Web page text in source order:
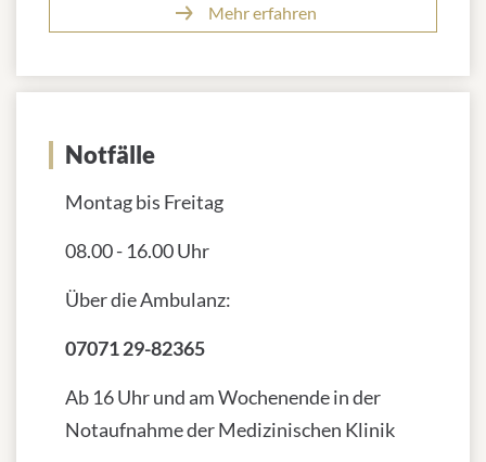
Mehr erfahren
Notfälle
Montag bis Freitag
08.00 - 16.00 Uhr
Über die Ambulanz:
07071 29-82365
Ab 16 Uhr und am Wochenende in der
Notaufnahme der Medizinischen Klinik